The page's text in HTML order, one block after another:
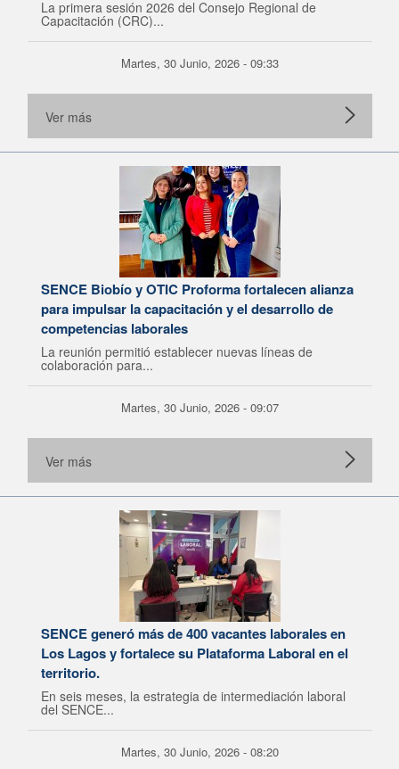
La primera sesión 2026 del Consejo Regional de
Capacitación (CRC)...
Martes, 30 Junio, 2026 - 09:33
Ver más
SENCE Biobío y OTIC Proforma fortalecen alianza
para impulsar la capacitación y el desarrollo de
competencias laborales
La reunión permitió establecer nuevas líneas de
colaboración para...
Martes, 30 Junio, 2026 - 09:07
Ver más
SENCE generó más de 400 vacantes laborales en
Los Lagos y fortalece su Plataforma Laboral en el
territorio.
En seis meses, la estrategia de intermediación laboral
del SENCE...
Martes, 30 Junio, 2026 - 08:20